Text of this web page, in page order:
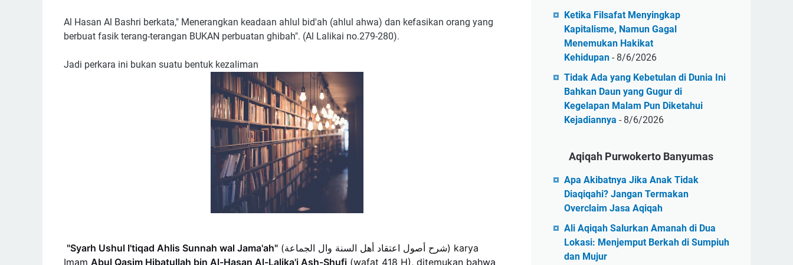
Al Hasan Al Bashri berkata," Menerangkan keadaan ahlul bid'ah (ahlul ahwa) dan kefasikan orang yang
berbuat fasik terang-terangan BUKAN perbuatan ghibah". (Al Lalikai no.279-280).
Jadi perkara ini bukan suatu bentuk kezaliman
"Syarh Ushul I'tiqad Ahlis Sunnah wal Jama'ah" (شرح أصول اعتقاد أهل السنة وال الجماعة) karya
Imam Abul Qasim Hibatullah bin Al-Hasan Al-Lalika'i Ash-Shufi (wafat 418 H), ditemukan bahwa
Ketika Filsafat Menyingkap
Kapitalisme, Namun Gagal
Menemukan Hakikat
Kehidupan - 8/6/2026
Tidak Ada yang Kebetulan di Dunia Ini
Bahkan Daun yang Gugur di
Kegelapan Malam Pun Diketahui
Kejadiannya - 8/6/2026
Aqiqah Purwokerto Banyumas
Apa Akibatnya Jika Anak Tidak
Diaqiqahi? Jangan Termakan
Overclaim Jasa Aqiqah
Ali Aqiqah Salurkan Amanah di Dua
Lokasi: Menjemput Berkah di Sumpiuh
dan Mujur